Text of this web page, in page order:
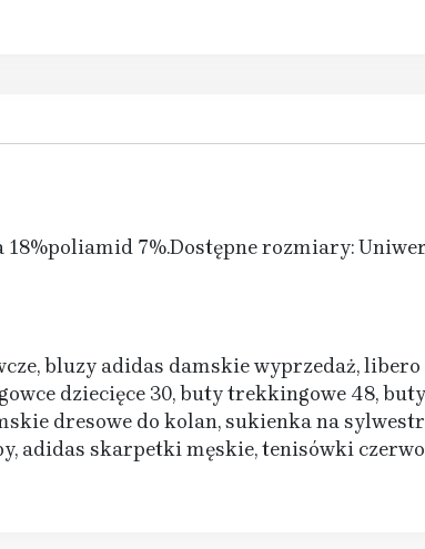
18%poliamid 7%.Dostępne rozmiary:
bluzy adidas damskie wyprzedaż,
dziecięce 30, buty trekkingowe 48,
dresowe do kolan, sukienka na
adidas skarpetki męskie, tenisówki